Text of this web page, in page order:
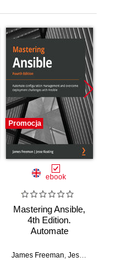
,Daniel Oh
Promocja
ebook
Mastering Ansible,
4th Edition.
Automate
management and
James Freeman Jesse Keating